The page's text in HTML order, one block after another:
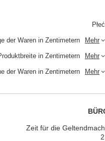
Płeć
der Waren in Zentimetern Mehr
in Zentimetern Mehr
der Waren in Zentimetern Mehr
Zeit für die